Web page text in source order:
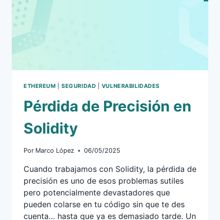
ETHEREUM |SEGURIDAD VULNERABILIDADES
Pérdida de Precisión en
Solidity
Por Marco López 06/05/2025
Cuando trabajamos con Solidity, la pérdida de
precisión es uno de esos problemas sutiles
pero potencialmente devastadores que
pueden colarse en tu código sin que te des
cuenta… hasta que ya es demasiado tarde. Un